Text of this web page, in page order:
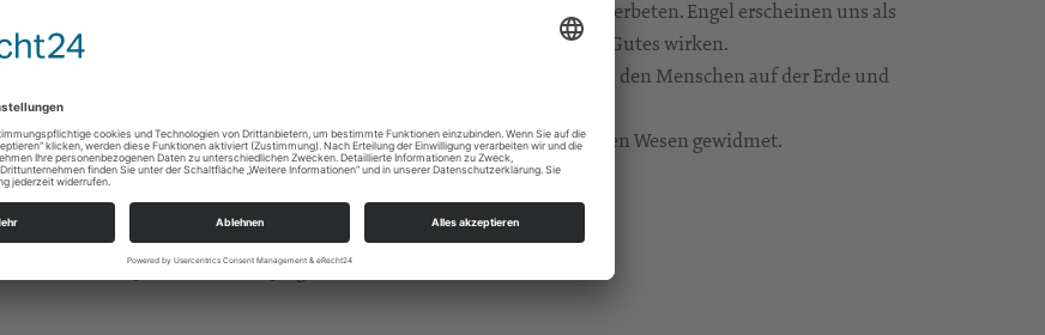
lieben Menschen oder auch für sich selbst einen (Schutz-) Engel erbeten. Engel erscheinen uns als
und der menschlichen Welt, als Geistwesen, die im Auftrag Gottes Gutes wirken.
verschiedene Aufgaben zugedacht. Sie loben Gott im Himmel, helfen den Menschen auf der Erde und
des Erzengels Michael und aller Engel“ (Michaelis) diesen himmlischen Wesen gewidmet.
https://www.kirche-leipzig-sued.de
0341 213 16 12
info@peterskirche-leipzig.de